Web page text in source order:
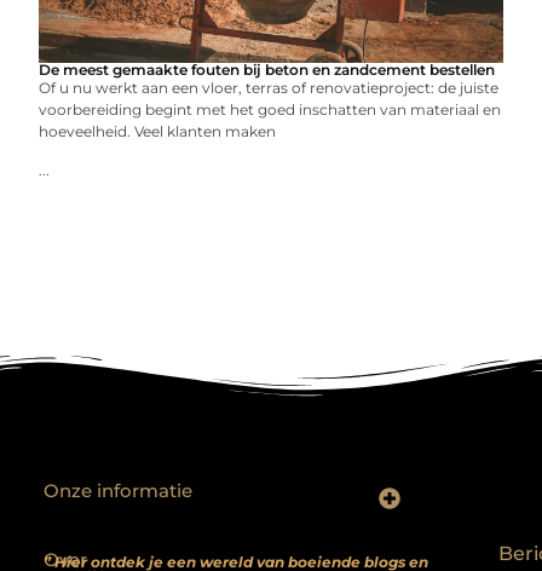
De meest gemaakte fouten bij beton en zandcement bestellen
Of u nu werkt aan een vloer, terras of renovatieproject: de juiste
voorbereiding begint met het goed inschatten van materiaal en
hoeveelheid. Veel klanten maken
...
Over
” Hier ontdek je een wereld van boeiende blogs en
Onze informatie